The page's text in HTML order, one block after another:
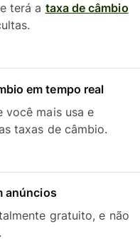
terá a taxa de câmbio
em tempo real
você mais usa e
taxas de câmbio.
anúncios
gratuito, e não